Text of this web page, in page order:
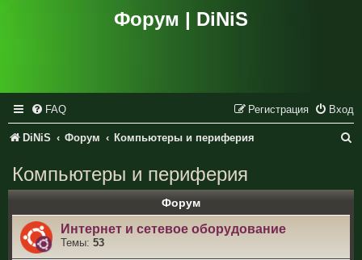
Форум | DiNiS
FAQ Вход
Регистрация
DiNiS Форум Компьютеры и периферия
Компьютеры и периферия
Форум
Интернет и сетевое оборудование
Темы: 53